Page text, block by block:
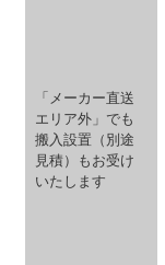
「メーカー直送
エリア外」でも
搬入設置（別途
見積）もお受け
いたします